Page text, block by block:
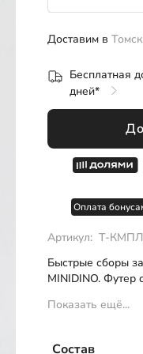
Розница
86
92
98
104
116
от 116
Доставим в Томск
Бесплатная
дней*
Оплата
Артикул: Т-
Быстрые сборы
MINIDINO. Футер
долгий срок
межсезонье.
Показать ещё...
Состав